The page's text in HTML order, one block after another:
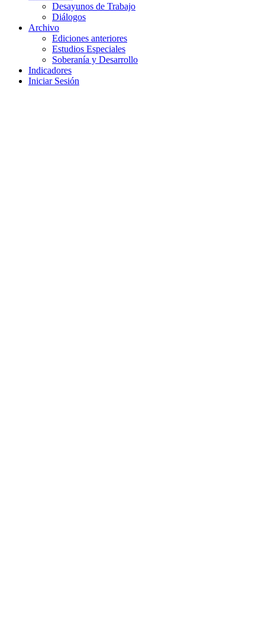
Desayunos de Trabajo
Diálogos
Archivo
Ediciones anteriores
Estudios Especiales
Soberanía y Desarrollo
Indicadores
Iniciar Sesión